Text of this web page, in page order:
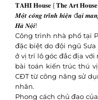
𝐓𝐀𝐇𝐈 𝐇𝐨𝐮𝐬𝐞 ( 𝐓𝐡𝐞 𝐀𝐫𝐭 𝐇𝐨𝐮𝐬𝐞
𝑴𝒐̣̂𝒕 𝒄𝒐̂𝒏𝒈 𝒕𝒓𝒊̀𝒏𝒉 𝒉𝒊𝒆̣̂𝒏 đ𝒂̣𝒊
𝑯𝒂̀ 𝑵𝒐̣̂𝒊!
Công trình nhà phố tại
đặc biệt do đội ngũ
ở vị trí lô góc đắc địa
bài toán kiến trúc thú
CĐT từ công năng sử
nhân.
Phong cách chủ đạo